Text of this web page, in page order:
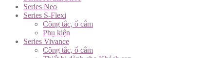
Series Neo
Series S-Flexi
Công tắc, ổ cắm
Phụ kiện
Series Vivance
Công tắc, ổ cắm